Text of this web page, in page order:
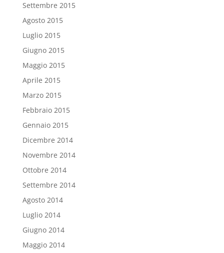
Settembre 2015
Agosto 2015
Luglio 2015
Giugno 2015
Maggio 2015
Aprile 2015
Marzo 2015
Febbraio 2015
Gennaio 2015
Dicembre 2014
Novembre 2014
Ottobre 2014
Settembre 2014
Agosto 2014
Luglio 2014
Giugno 2014
Maggio 2014